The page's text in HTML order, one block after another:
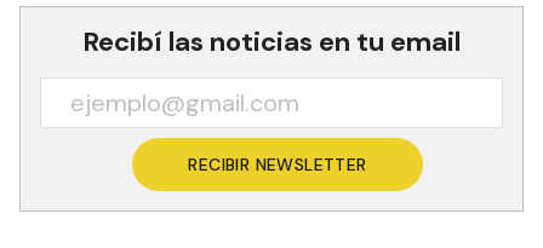
Recibí las noticias en tu email
RECIBIR NEWSLETTER